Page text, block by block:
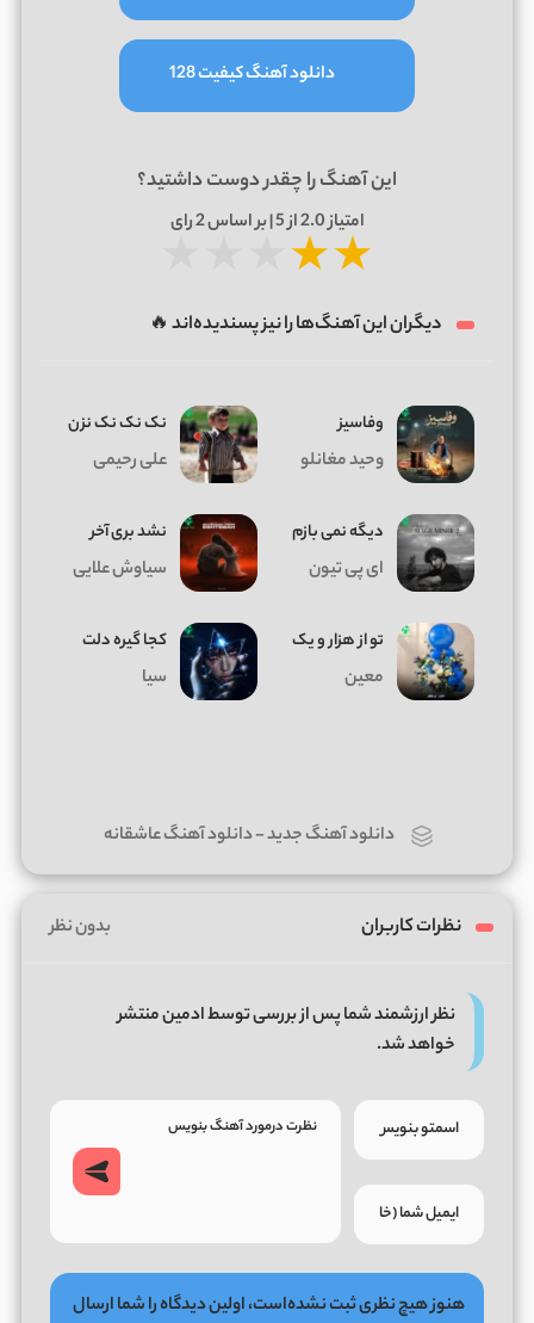
دانلود آهنگ کیفیت 128
این آهنگ را چقدر دوست داشتید؟
امتیاز2.0از 5 | بر اساس 2رای
★★
دیگران این آهنگ‌ها را نیز پسندیده‌اند 🔥
وفاسیز
وحید مغانلو
نک نک نک نزن
علی رحیمی
دیگه نمی بازم
ای پی تیون
نشد بری آخر
سیاوش علایی
تو از هزار و یک
معین
کجا گیره دلت
سیا
دانلود آهنگ جدید-دانلود آهنگ عاشقانه
نظرات کاربران بدون نظر
نظر ارزشمند شما پس از بررسی توسط ادمین منتشر
خواهد شد.
هنوز هیچ نظری ثبت نشده‌است، اولین دیدگاه را شما ارسال